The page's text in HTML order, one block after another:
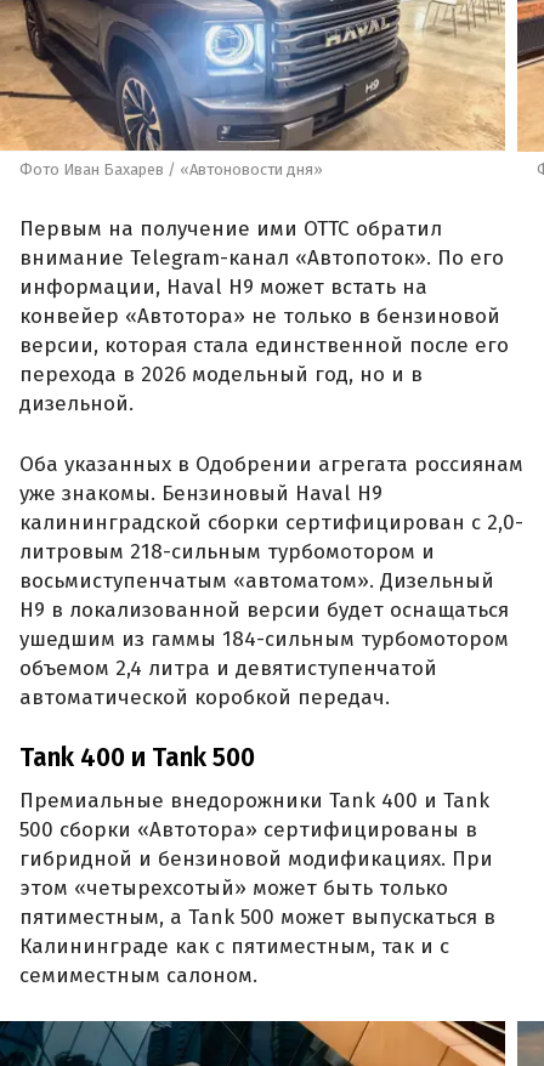
Фото Иван Бахарев / «Автоновости дня»
Первым на получение ими ОТТС обратил
внимание Telegram-канал «Автопоток». По его
информации, Haval H9 может встать на
конвейер «Автотора» не только в бензиновой
версии, которая стала единственной после его
перехода в 2026 модельный год, но и в
дизельной.
Оба указанных в Одобрении агрегата россиянам
уже знакомы. Бензиновый Haval H9
калининградской сборки сертифицирован с 2,0-
литровым 218-сильным турбомотором и
восьмиступенчатым «автоматом». Дизельный
H9 в локализованной версии будет оснащаться
ушедшим из гаммы 184-сильным турбомотором
объемом 2,4 литра и девятиступенчатой
автоматической коробкой передач.
Tank 400 и Tank 500
Премиальные внедорожники Tank 400 и Tank
500 сборки «Автотора» сертифицированы в
гибридной и бензиновой модификациях. При
этом «четырехсотый» может быть только
пятиместным, а Tank 500 может выпускаться в
Калининграде как с пятиместным, так и с
семиместным салоном.